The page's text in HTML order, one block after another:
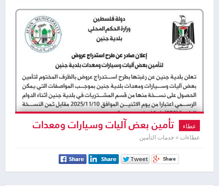
عطاء تأمين بعض آليات وسيارات ومعدات
بلدية جنين
عطاءات » خدمات التأمين